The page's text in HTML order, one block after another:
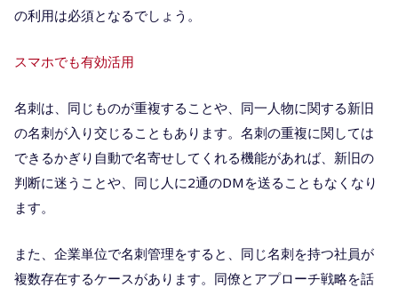
の利用は必須となるでしょう。
スマホでも有効活用
名刺は、同じものが重複することや、同一人物に関する新旧
の名刺が入り交じることもあります。名刺の重複に関しては
できるかぎり自動で名寄せしてくれる機能があれば、新旧の
判断に迷うことや、同じ人に2通のDMを送ることもなくなり
ます。
また、企業単位で名刺管理をすると、同じ名刺を持つ社員が
複数存在するケースがあります。同僚とアプローチ戦略を話